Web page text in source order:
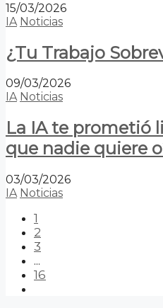
15/03/2026
IA Noticias
¿Tu Trabajo
09/03/2026
IA Noticias
La IA te prometió
que nadie quiere
03/03/2026
IA Noticias
1
2
3
...
16